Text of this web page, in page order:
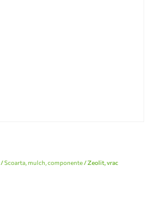
/Scoarta, mulch, componente/ Zeolit, vrac